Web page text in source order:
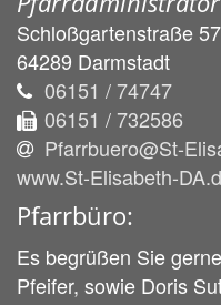
Schloßgartenstraße 57
64289 Darmstadt
06151 / 74747
06151 / 732586
Pfarrbuero@St-
www.St-Elisabeth-
Pfarrbüro:
Es begrüßen Sie
Pfeifer, sowie Doris